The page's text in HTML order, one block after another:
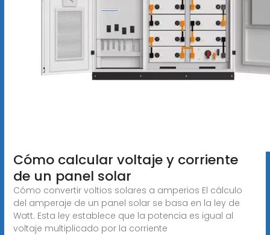
Cómo calcular voltaje y corriente
de un panel solar
Cómo convertir voltios solares a amperios El cálculo
del amperaje de un panel solar se basa en la ley de
Watt. Esta ley establece que la potencia es igual al
voltaje multiplicado por la corriente